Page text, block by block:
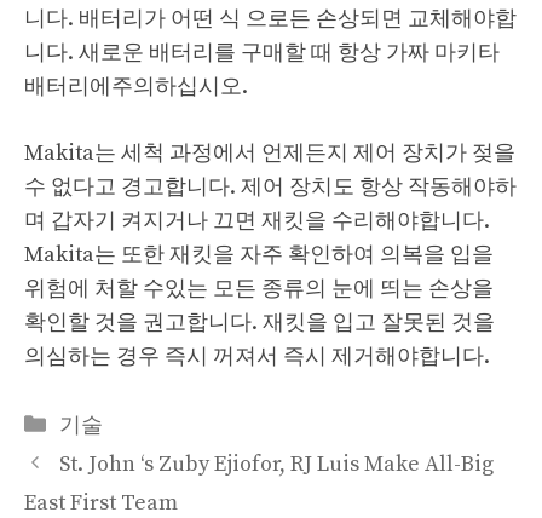
니다. 배터리가 어떤 식 으로든 손상되면 교체해야합
니다. 새로운 배터리를 구매할 때 항상 가짜 마키타
배터리에주의하십시오.
Makita는 세척 과정에서 언제든지 제어 장치가 젖을
수 없다고 경고합니다. 제어 장치도 항상 작동해야하
며 갑자기 켜지거나 끄면 재킷을 수리해야합니다.
Makita는 또한 재킷을 자주 확인하여 의복을 입을
위험에 처할 수있는 모든 종류의 눈에 띄는 손상을
확인할 것을 권고합니다. 재킷을 입고 잘못된 것을
의심하는 경우 즉시 꺼져서 즉시 제거해야합니다.
Categories
기술
St. John ‘s Zuby Ejiofor, RJ Luis Make All-Big
East First Team